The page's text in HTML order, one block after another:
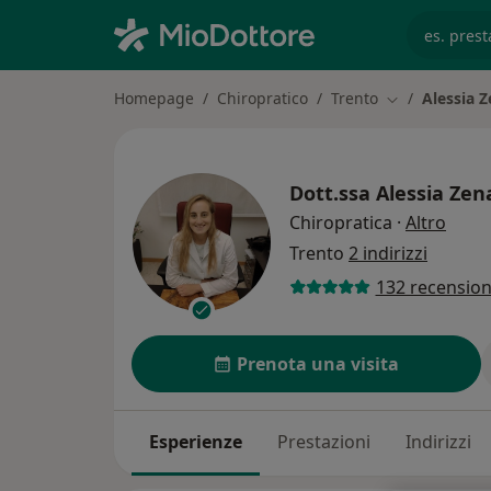
Homepage Chiropratico Trento Cambia città
Alessia
Dott.ssa Alessia
Chiropratica · Altro
Trento 2 indirizzi
132
Prenota una visita
Esperienze Prestazioni Indirizzi